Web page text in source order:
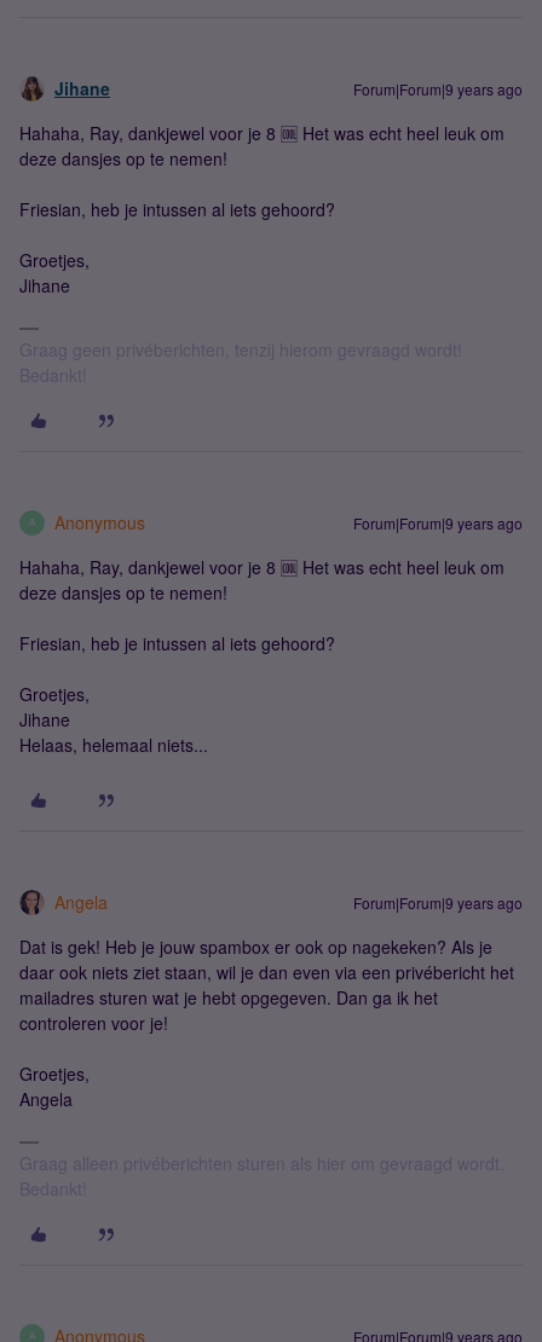
Jihane Forum|Forum|9 years ago
Hahaha, Ray, dankjewel voor je 8 🆒 Het was echt heel leuk om
deze dansjes op te nemen!
Friesian, heb je intussen al iets gehoord?
Groetjes,
Jihane
Graag geen privéberichten, tenzij hierom gevraagd wordt!
Bedankt!
A Anonymous Forum|Forum|9 years ago
Hahaha, Ray, dankjewel voor je 8 🆒 Het was echt heel leuk om
deze dansjes op te nemen!
Friesian, heb je intussen al iets gehoord?
Groetjes,
Jihane
Helaas, helemaal niets...
Angela Forum|Forum|9 years ago
Dat is gek! Heb je jouw spambox er ook op nagekeken? Als je
daar ook niets ziet staan, wil je dan even via een privébericht het
mailadres sturen wat je hebt opgegeven. Dan ga ik het
controleren voor je!
Groetjes,
Angela
Graag alleen privéberichten sturen als hier om gevraagd wordt.
Bedankt!
A Anonymous Forum|Forum|9 years ago